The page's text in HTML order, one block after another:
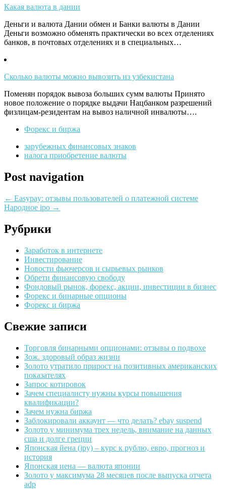
Какая валюта в дании
Деньги и валюта Дании обмен и Банки валюты в Дании
Деньги возможно обменять практически во всех отделениях
банков, в почтовых отделениях и в специальных…
Сколько валюты можно вывозить из узбекистана
Поменян порядок вывоза больших сумм валюты Принято
новое положение о порядке выдачи Нацбанком разрешений
физлицам-резидентам на вывоз наличной инвалюты….
Форекс и биржа
зарубежных финансовых знаков
налога приобретение валюты
Post navigation
← Easypay: отзывы пользователей о платежной системе
Народное ipo →
Рубрики
Заработок в интернете
Инвестирование
Новости фьючерсов и сырьевых рынков
Обрети финансовую свободу
Фондовый рынок, форекс, акции, инвестиции в бизнес
Форекс и бинарные опционы
Форекс и биржа
Свежие записи
Торговля бинарными опционами: отзывы о подвохе
Зож. здоровый образ жизни
Золото утратило прирост на позитивных американских
показателях
Запрос котировок
Зачем специалисту нужны курсы повышения
квалификации?
Зачем нужна биржа
Заблокировали аккаунт — что делать? ebay suspend
Золото у минимума трех недель, внимание на данных
сша и долге греции
Японская йена (jpy) – курс к рублю, евро, прогноз и
история
Японская иена — валюта японии
Золото у максимума 28 месяцев после выпуска отчета
adp